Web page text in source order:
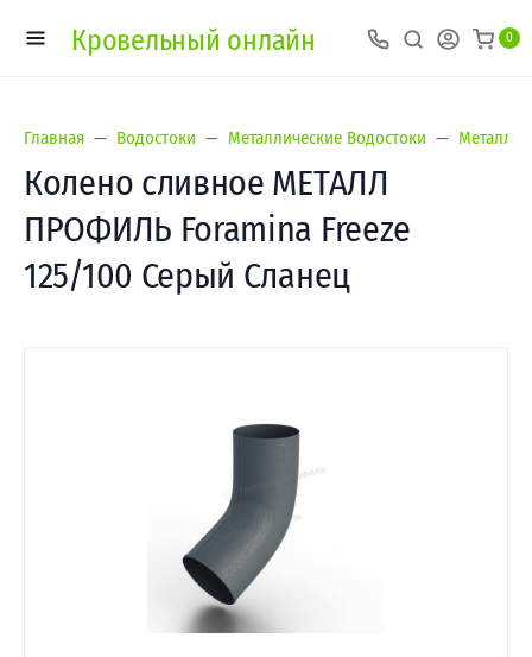
Кровельный онлайн 0
Главная Водостоки Металлические Водостоки Металл
Колено сливное МЕТАЛЛ
ПРОФИЛЬ Foramina Freeze
125/100 Серый Сланец